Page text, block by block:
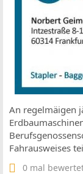
An regelmäigen
Fahrausweises
0 mal